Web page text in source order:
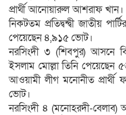
প্রার্থী আনোয়ারুল আশরাফ
নিকটতম প্রতিদ্বন্দ্বী জাতীয়
পেয়েছেন ৪,৯১৫ ভোট।
নরসিংদী ৩ (শিবপুর) আসনে
ইসলাম মোল্লা তিনি পেয়েছেন
আওয়ামী লীগ মনোনীত প্রার্থী
ভোট।
নরসিংদী ৪ (মনোহরদী-